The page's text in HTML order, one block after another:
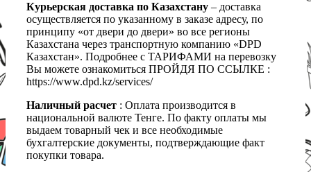
Курьерская доставка по Казахстану – доставка
осуществляется по указанному в заказе адресу, по
принципу «от двери до двери» во все регионы
Казахстана через транспортную компанию «DPD
Казахстан». Подробнее с ТАРИФАМИ на перевозку
Вы можете ознакомиться ПРОЙДЯ ПО ССЫЛКЕ :
https://www.dpd.kz/services/
Наличный расчет : Оплата производится в
национальной валюте Тенге. По факту оплаты мы
выдаем товарный чек и все необходимые
бухгалтерские документы, подтверждающие факт
покупки товара.